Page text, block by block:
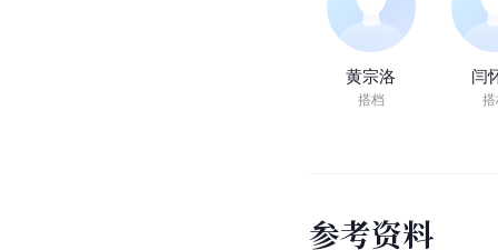
黄宗洛
搭档
闫
参考资料